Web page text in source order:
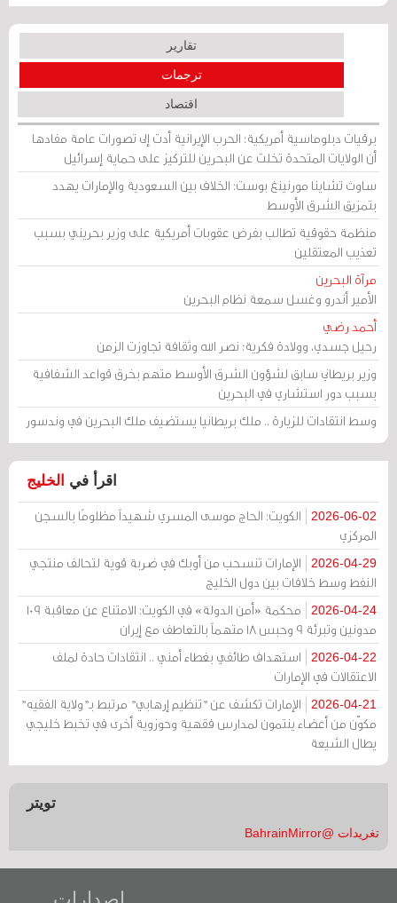
تقارير
ترجمات
اقتصاد
برقيات دبلوماسية أمريكية: الحرب الإيرانية أدت إلى تصورات عامة مفادها
أن الولايات المتحدة تخلت عن البحرين للتركيز على حماية إسرائيل
ساوث تشاينا مورنينغ بوست: الخلاف بين السعودية والإمارات يهدد
بتمزيق الشرق الأوسط
منظمة حقوقية تطالب بفرض عقوبات أمريكية على وزير بحريني بسبب
تعذيب المعتقلين
مرآة البحرين
الأمير أندرو وغسل سمعة نظام البحرين
أحمد رضي
رحيل جسدي، وولادة فكرية: نصر الله وثقافة تجاوزت الزمن
وزير بريطاني سابق لشؤون الشرق الأوسط متهم بخرق قواعد الشفافية
بسبب دور استشاري في البحرين
وسط انتقادات للزيارة .. ملك بريطانيا يستضيف ملك البحرين في وندسور
اقرأ في الخليج
2026-06-02
الكويت: الحاج موسى المسري شهيداً مظلومًا بالسجن
المركزي
2026-04-29
الإمارات تنسحب من أوبك في ضربة قوية لتحالف منتجي
النفط وسط خلافات بين دول الخليج
2026-04-24
محكمة «أمن الدولة» في الكويت: الامتناع عن معاقبة 109
مدونين وتبرئة 9 وحبس 18 متهماً بالتعاطف مع إيران
2026-04-22
استهداف طائفي بغطاء أمني .. انتقادات حادة لملف
الاعتقالات في الإمارات
2026-04-21
الإمارات تكشف عن "تنظيم إرهابي" مرتبط بـ"ولاية الفقيه"
مكوّن من أعضاء ينتمون لمدارس فقهية وحوزوية أخرى في تخبط خليجي
يطال الشيعة
تويتر
تغريدات @BahrainMirror